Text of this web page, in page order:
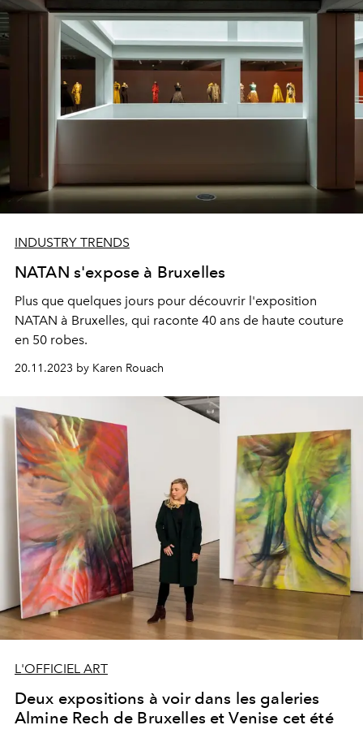
INDUSTRY TRENDS
NATAN s'expose à Bruxelles
Plus que quelques jours pour découvrir l'exposition
NATAN à Bruxelles, qui raconte 40 ans de haute couture
en 50 robes.
20.11.2023 by Karen Rouach
L'OFFICIEL ART
Deux expositions à voir dans les galeries
Almine Rech de Bruxelles et Venise cet été